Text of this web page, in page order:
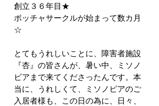
創立３６年目★
ボッチャサークルが始まって数カ月
☆
とてもうれしいことに、障害者施設
『杏』の皆さんが、暑い中、ミソノ
ピアまで来てくださったんです。本
当に、うれしくて、ミソノピアのご
入居者様も、この日の為に、日々、